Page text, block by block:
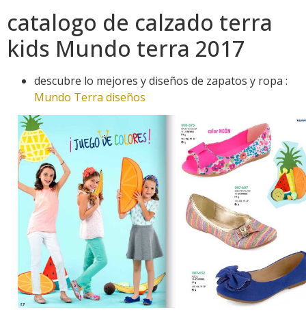
catalogo de calzado terra
kids Mundo terra 2017
descubre lo mejores y diseños de zapatos y ropa :
Mundo Terra diseños